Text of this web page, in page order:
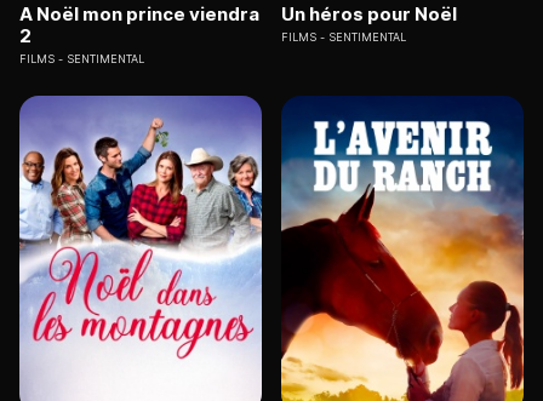
A Noël mon prince viendra
2
FILMS SENTIMENTAL
Un héros pour Noël
FILMS SENTIMENTAL